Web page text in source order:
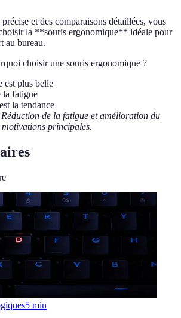
et des comparaisons détaillées, vous
la **souris ergonomique** idéale pour
au bureau.
choisir une souris ergonomique ?
est plus belle
la fatigue
la tendance
de la fatigue et amélioration du
principales.
5 min